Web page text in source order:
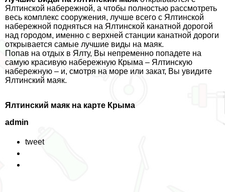
Ялтинской набережной, а чтобы полностью рассмотреть
весь комплекс сооружения, лучше всего с Ялтинской
набережной подняться на Ялтинской канатной дорогой
над городом, именно с верхней станции канатной дороги
открывается самые лучшие виды на маяк.
Попав на отдых в Ялту, Вы непременно попадете на
самую красивую набережную Крыма – Ялтинскую
набережную – и, смотря на море или закат, Вы увидите
Ялтинский маяк.
Ялтинский маяк на карте Крыма
admin
tweet